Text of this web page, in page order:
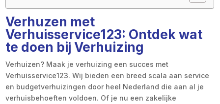
Verhuzen met
Verhuisservice123: Ontdek wat
te doen bij Verhuizing
Verhuizen? Maak je verhuizing een succes met
Verhuisservice123. Wij bieden een breed scala aan service
en budgetverhuizingen door heel Nederland die aan al je
verhuisbehoeften voldoen. Of je nu een zakelijke